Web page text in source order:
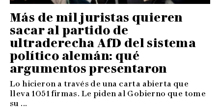
Más de mil juristas quieren
sacar al partido de
ultraderecha AfD del sistema
político alemán: qué
argumentos presentaron
Lo hicieron a través de una carta abierta que
lleva 1051 firmas. Le piden al Gobierno que tome
su ...